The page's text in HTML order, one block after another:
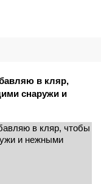
в кляр,
снаружи и